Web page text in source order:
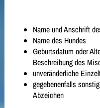
Name und Anschrift
Name des Hundes
Geburtsdatum oder
Beschreibung des
unveränderliche
gegebenenfalls
Abzeichen